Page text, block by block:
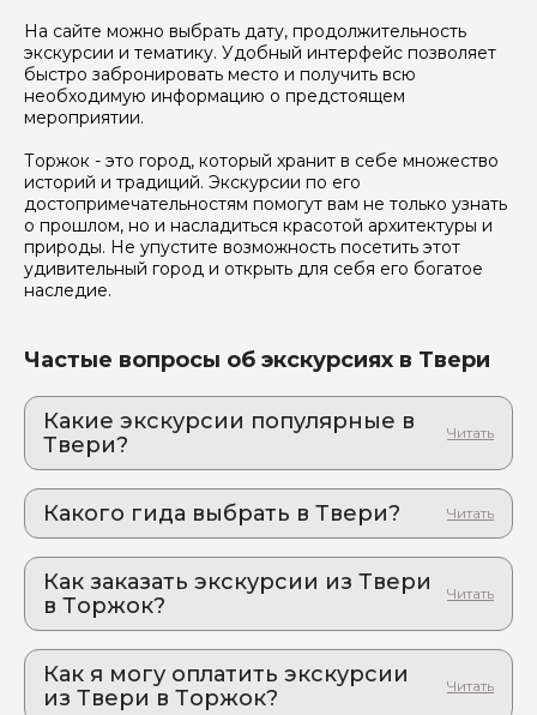
На сайте можно выбрать дату, продолжительность
экскурсии и тематику. Удобный интерфейс позволяет
быстро забронировать место и получить всю
необходимую информацию о предстоящем
мероприятии.
Торжок - это город, который хранит в себе множество
историй и традиций. Экскурсии по его
достопримечательностям помогут вам не только узнать
о прошлом, но и насладиться красотой архитектуры и
природы. Не упустите возможность посетить этот
удивительный город и открыть для себя его богатое
наследие.
Частые вопросы об экскурсиях в Твери
Какие экскурсии популярные в
Твери?
в древний Переславль-Залесский
Невероятное погружение в атмосферу старинного
русского города: история, природа и атмосфера
2. г. Старица — г. Ржев — мемориал
Советскому солдату
прикоснувшись к истории!
3. Дворянская усадьба Степановское-
Какого гида выбрать в Твери?
2. Андрей 1084
3. Дарья.Ш 147
Как заказать экскурсии из Твери
в Торжок?
Едем»:
выберите экскурсию, на которую вы хотите
Как я могу оплатить экскурсии
из Твери в Торжок?